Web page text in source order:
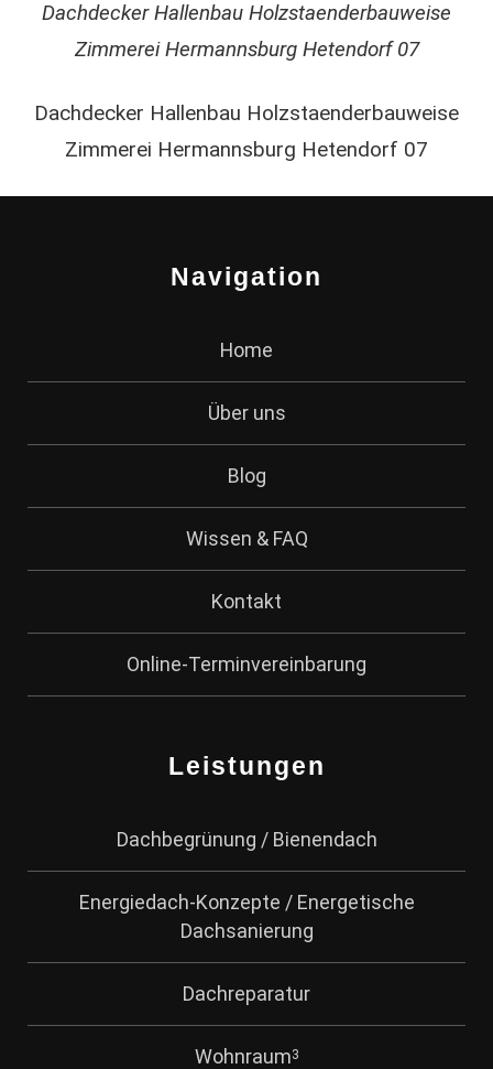
Dachdecker Hallenbau Holzstaenderbauweise
Zimmerei Hermannsburg Hetendorf 07
Dachdecker Hallenbau Holzstaenderbauweise
Zimmerei Hermannsburg Hetendorf 07
Navigation
Home
Über uns
Blog
Wissen & FAQ
Kontakt
Online-Terminvereinbarung
Leistungen
Dachbegrünung / Bienendach
Energiedach-Konzepte / Energetische
Dachsanierung
Dachreparatur
Wohnraum3